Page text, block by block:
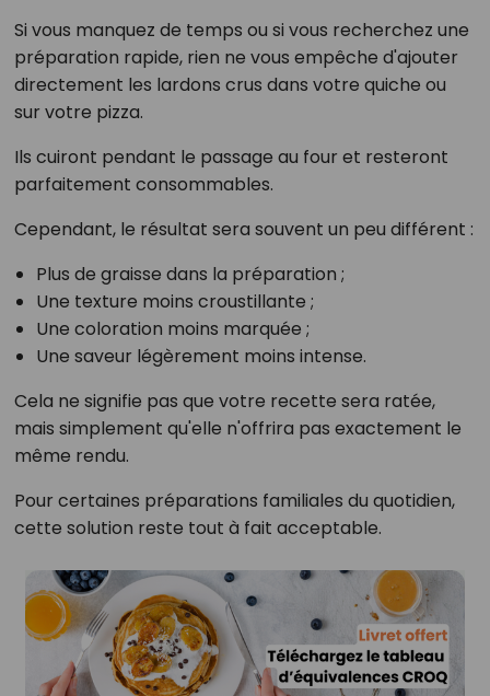
Si vous manquez de temps ou si vous recherchez une
préparation rapide, rien ne vous empêche d'ajouter
directement les lardons crus dans votre quiche ou
sur votre pizza.
Ils cuiront pendant le passage au four et resteront
parfaitement consommables.
Cependant, le résultat sera souvent un peu différent :
Plus de graisse dans la préparation ;
Une texture moins croustillante ;
Une coloration moins marquée ;
Une saveur légèrement moins intense.
Cela ne signifie pas que votre recette sera ratée,
mais simplement qu'elle n'offrira pas exactement le
même rendu.
Pour certaines préparations familiales du quotidien,
cette solution reste tout à fait acceptable.